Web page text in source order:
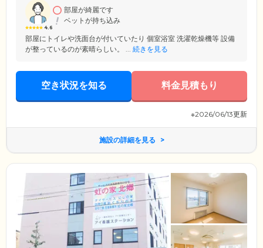
があります。施設見学やご相談など、ぜひお気軽にお問い合わせくださ
い。
4.6
部屋が綺麗です
ベットが持ち込み
部屋にトイレや洗面台が付いていたり 個室浴室 洗濯乾燥機等 設備
が整っているのが素晴らしい。 ... 続きを見る
空き状況を知る 料金見積もり
※2026/06/13更新
施設の詳細を見る